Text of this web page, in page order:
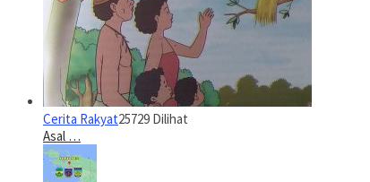
Cerita Rakyat25729 Dilihat
Asal …